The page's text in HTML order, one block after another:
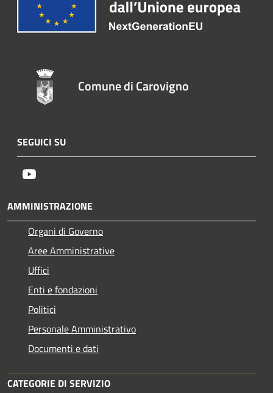
Comune di Carovigno
SEGUICI SU
AMMINISTRAZIONE
Organi di Governo
Aree Amministrative
Uffici
Enti e fondazioni
Politici
Personale Amministrativo
Documenti e dati
CATEGORIE DI SERVIZIO